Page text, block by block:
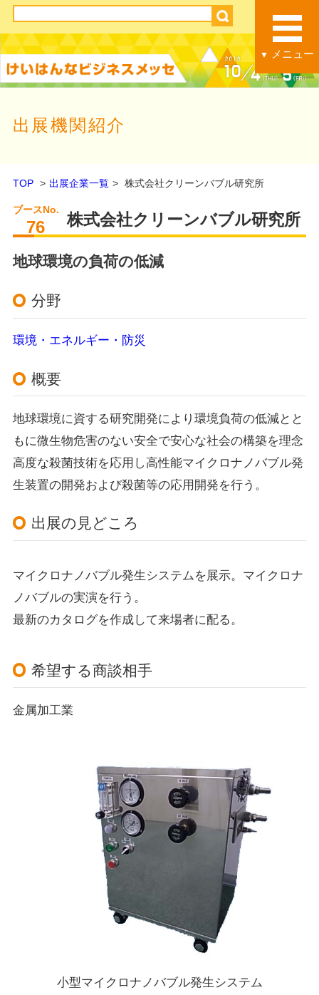
▼ メニュー
出展機関紹介
TOP 出展企業一覧 株式会社クリーンバブル研究所
ブースNo.
76 株式会社クリーンバブル研究所
地球環境の負荷の低減
分野
環境・エネルギー・防災
概要
地球環境に資する研究開発により環境負荷の低減とと
もに微生物危害のない安全で安心な社会の構築を理念
高度な殺菌技術を応用し高性能マイクロナノバブル発
生装置の開発および殺菌等の応用開発を行う。
出展の見どころ
マイクロナノバブル発生システムを展示。マイクロナ
ノバブルの実演を行う。
最新のカタログを作成して来場者に配る。
希望する商談相手
金属加工業
小型マイクロナノバブル発生システム